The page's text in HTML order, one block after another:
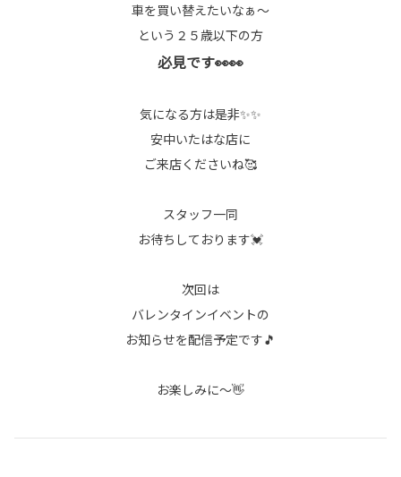
車を買い替えたいなぁ～
という２５歳以下の方
必見です👀👀
気になる方は是非✨✨
安中いたはな店に
ご来店くださいね🥰
スタッフ一同
お待ちしております💓
次回は
バレンタインイベントの
お知らせを配信予定です🎵
お楽しみに～👋